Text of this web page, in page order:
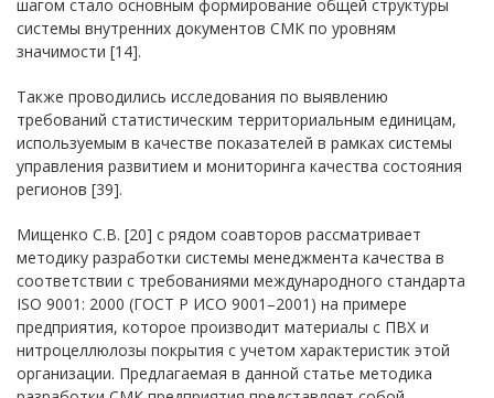
шагом стало основным формирование общей структуры
системы внутренних документов СМК по уровням
значимости [14].
Также проводились исследования по выявлению
требований статистическим территориальным единицам,
используемым в качестве показателей в рамках системы
управления развитием и мониторинга качества состояния
регионов [39].
Мищенко С.В. [20] с рядом соавторов рассматривает
методику разработки системы менеджмента качества в
соответствии с требованиями международного стандарта
ISO 9001: 2000 (ГОСТ Р ИСО 9001–2001) на примере
предприятия, которое производит материалы с ПВХ и
нитроцеллюлозы покрытия с учетом характеристик этой
организации. Предлагаемая в данной статье методика